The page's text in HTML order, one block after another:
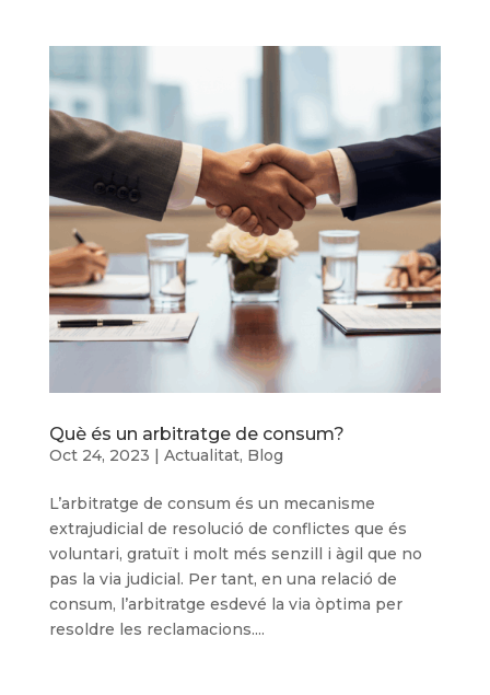
Què és un arbitratge de consum?
Oct 24, 2023 Actualitat, Blog
L’arbitratge de consum és un mecanisme
extrajudicial de resolució de conflictes que és
voluntari, gratuït i molt més senzill i àgil que no
pas la via judicial. Per tant, en una relació de
consum, l’arbitratge esdevé la via òptima per
resoldre les reclamacions....